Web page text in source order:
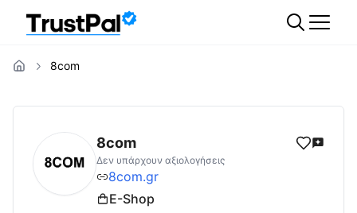
8com
8com.gr Αξιολογήσεις | Δες Αξιολογήσεις
8com
Δεν υπάρχουν αξιολογήσεις
8com.gr
E-Shop